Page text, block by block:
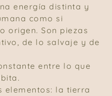
energía distinta y
como si
origen. Son piezas
de lo salvaje y de
entre lo que
elementos: la tierra